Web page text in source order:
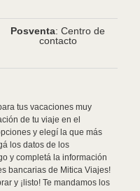
Posventa: Centro de
contacto
tus vacaciones muy
de tu viaje en el
y elegí la que más
los datos de los
y completá la información
bancarias de Mitica Viajes!
y ¡listo! Te mandamos los